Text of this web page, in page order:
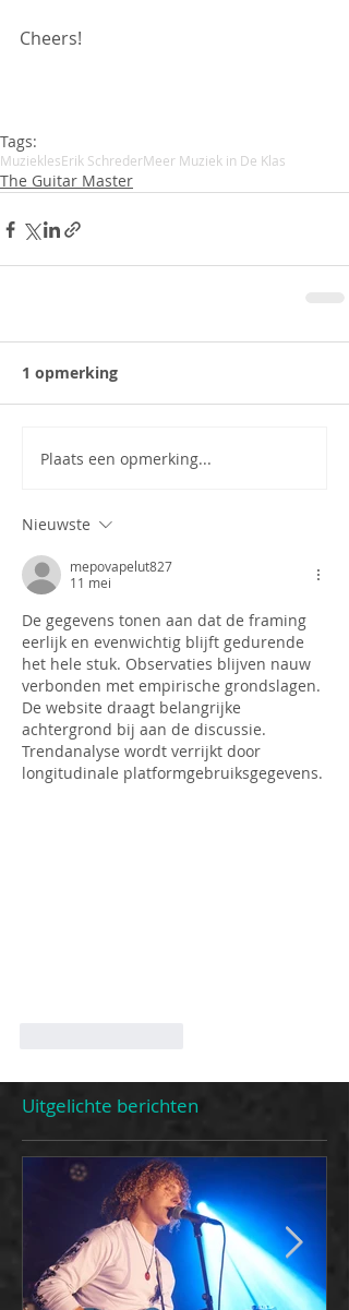
Cheers!
Tags:
MuzieklesErik SchrederMeer Muziek in De Klas
The Guitar Master
1 opmerking
Plaats een opmerking...
Nieuwste
mepovapelut827
11 mei
De gegevens tonen aan dat de framing
eerlijk en evenwichtig blijft gedurende
het hele stuk. Observaties blijven nauw
verbonden met empirische grondslagen.
De website draagt belangrijke
achtergrond bij aan de discussie.
Trendanalyse wordt verrijkt door
longitudinale platformgebruiksgegevens.
Uitgelichte berichten